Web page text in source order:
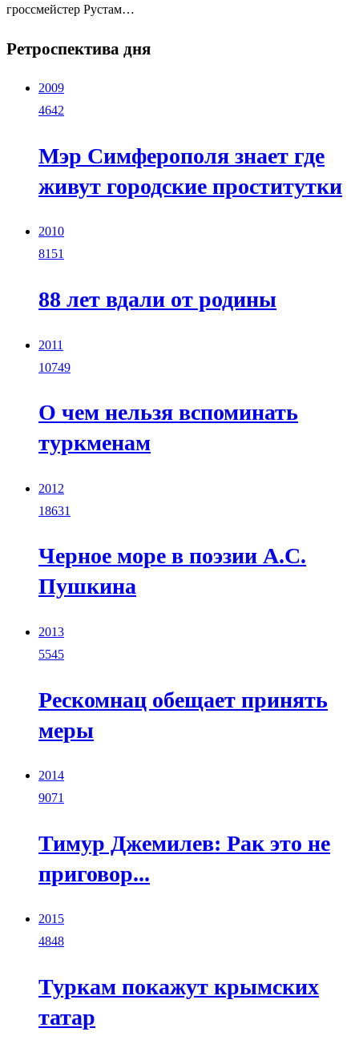
гроссмейстер Рустам…
Ретроспектива дня
2009
4642
Мэр Симферополя знает где
живут городские проститутки
2010
8151
88 лет вдали от родины
2011
10749
О чем нельзя вспоминать
туркменам
2012
18631
Черное море в поэзии А.С.
Пушкина
2013
5545
Рескомнац обещает принять
меры
2014
9071
Тимур Джемилев: Рак это не
приговор...
2015
4848
Туркам покажут крымских
татар